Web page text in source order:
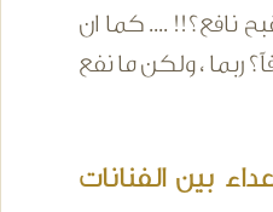
نافع؟!! .... كما ان
ربما ، ولكن ما نفع
بين الفنانات